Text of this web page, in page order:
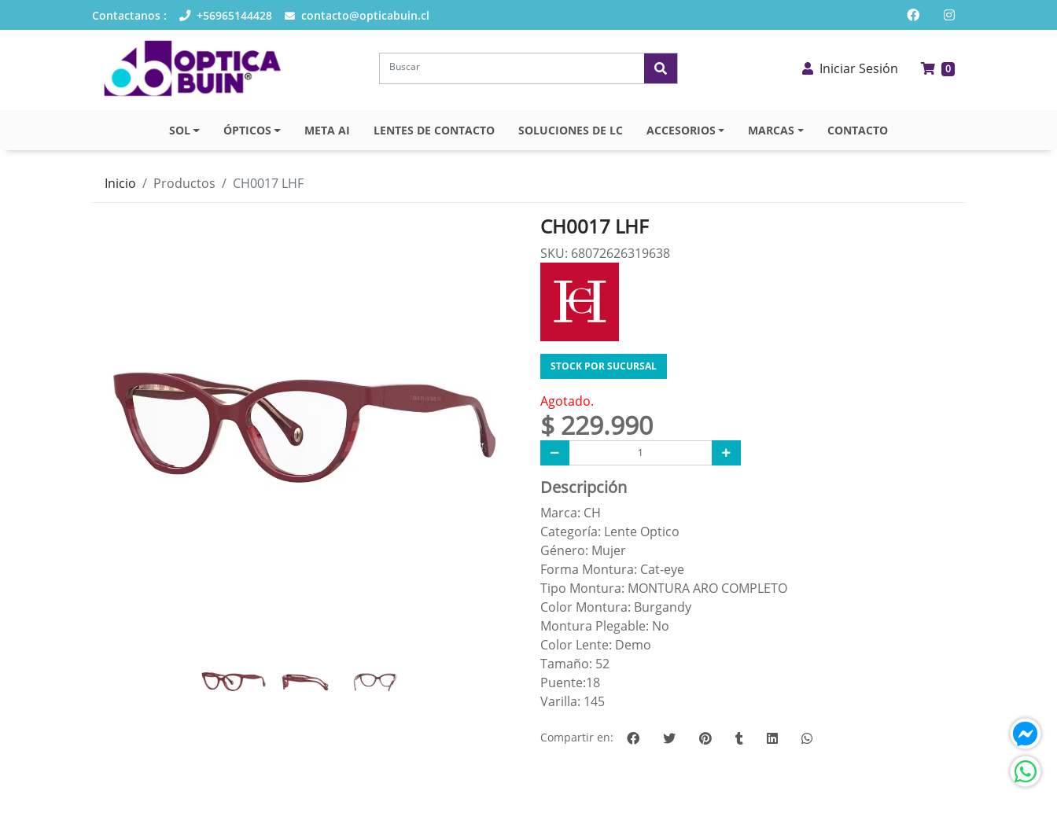
Contactanos : +56965144428 contacto@opticabuin.cl
Iniciar Sesión 0
SOL ÓPTICOS META AI LENTES DE CONTACTO SOLUCIONES DE LC ACCESORIOS MARCAS CONTACTO
Inicio Productos CH0017 LHF
CH0017 LHF
SKU: 68072626319638
STOCK POR SUCURSAL
Agotado.
$ 229.990
Descripción
Marca: CH
Categoría: Lente Optico
Género: Mujer
Forma Montura: Cat-eye
Tipo Montura: MONTURA ARO COMPLETO
Color Montura: Burgandy
Montura Plegable: No
Color Lente: Demo
Tamaño: 52
Puente:18
Varilla: 145
Compartir en: